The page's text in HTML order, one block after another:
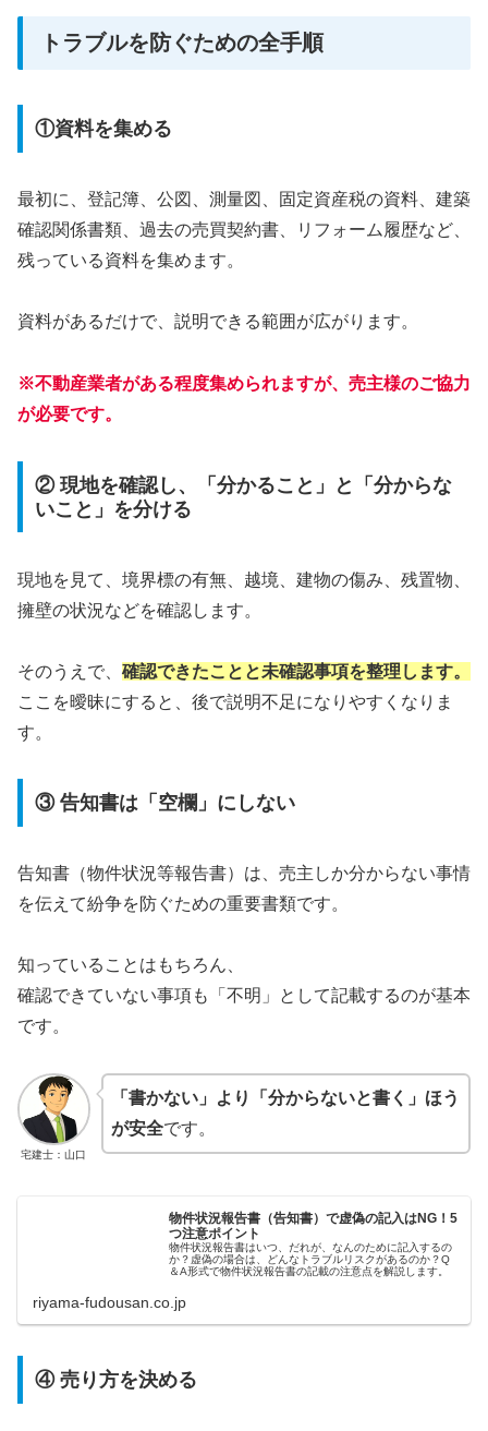
トラブルを防ぐための全手順
①資料を集める
最初に、登記簿、公図、測量図、固定資産税の資料、建築
確認関係書類、過去の売買契約書、リフォーム履歴など、
残っている資料を集めます。
資料があるだけで、説明できる範囲が広がります。
※不動産業者がある程度集められますが、売主様のご協力
が必要です。
② 現地を確認し、「分かること」と「分からな
いこと」を分ける
現地を見て、境界標の有無、越境、建物の傷み、残置物、
擁壁の状況などを確認します。
そのうえで、 確認できたことと未確認事項を整理します。
ここを曖昧にすると、後で説明不足になりやすくなりま
す。
③ 告知書は「空欄」にしない
告知書（物件状況等報告書）は、売主しか分からない事情
を伝えて紛争を防ぐための重要書類です。
知っていることはもちろん、
確認できていない事項も「不明」として記載するのが基本
です。
宅建士：山口
「書かない」より「分からないと書く」ほう
が安全です。
物件状況報告書（告知書）で虚偽の記入はNG！5
つ注意ポイント
物件状況報告書はいつ、だれが、なんのために記入するの
か？虚偽の場合は、どんなトラブルリスクがあるのか？Q
＆A形式で物件状況報告書の記載の注意点を解説します。
riyama-fudousan.co.jp
④ 売り方を決める